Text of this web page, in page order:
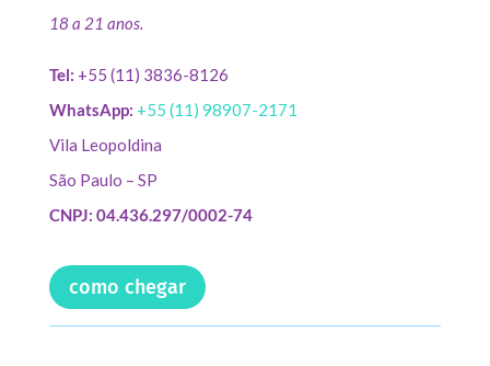
18 a 21 anos.
Tel: +55 (11) 3836-8126
WhatsApp: +55 (11) 98907-2171
Vila Leopoldina
São Paulo – SP
CNPJ: 04.436.297/0002-74
como chegar